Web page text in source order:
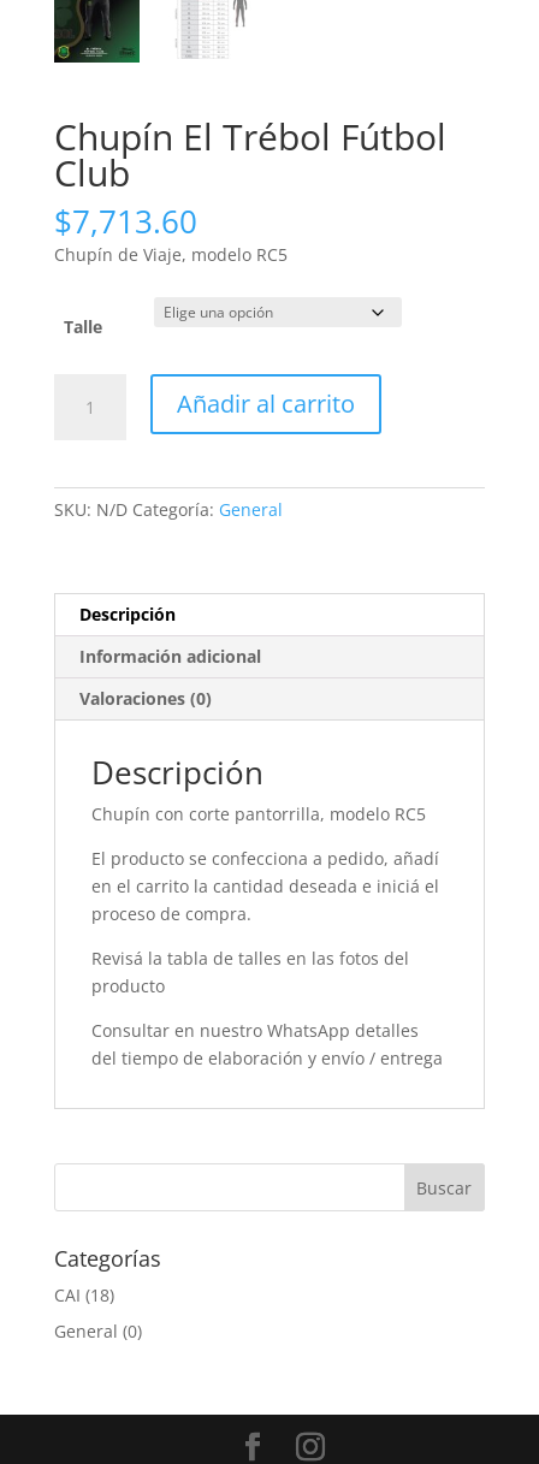
Chupín El Trébol Fútbol
Club
$7,713.60
Chupín de Viaje, modelo RC5
Talle
Añadir al carrito
SKU: N/D Categoría: General
Descripción
Información adicional
Valoraciones (0)
Descripción
Chupín con corte pantorrilla, modelo RC5
El producto se confecciona a pedido, añadí
en el carrito la cantidad deseada e iniciá el
proceso de compra.
Revisá la tabla de talles en las fotos del
producto
Consultar en nuestro WhatsApp detalles
del tiempo de elaboración y envío / entrega
Categorías
CAI (18)
General (0)